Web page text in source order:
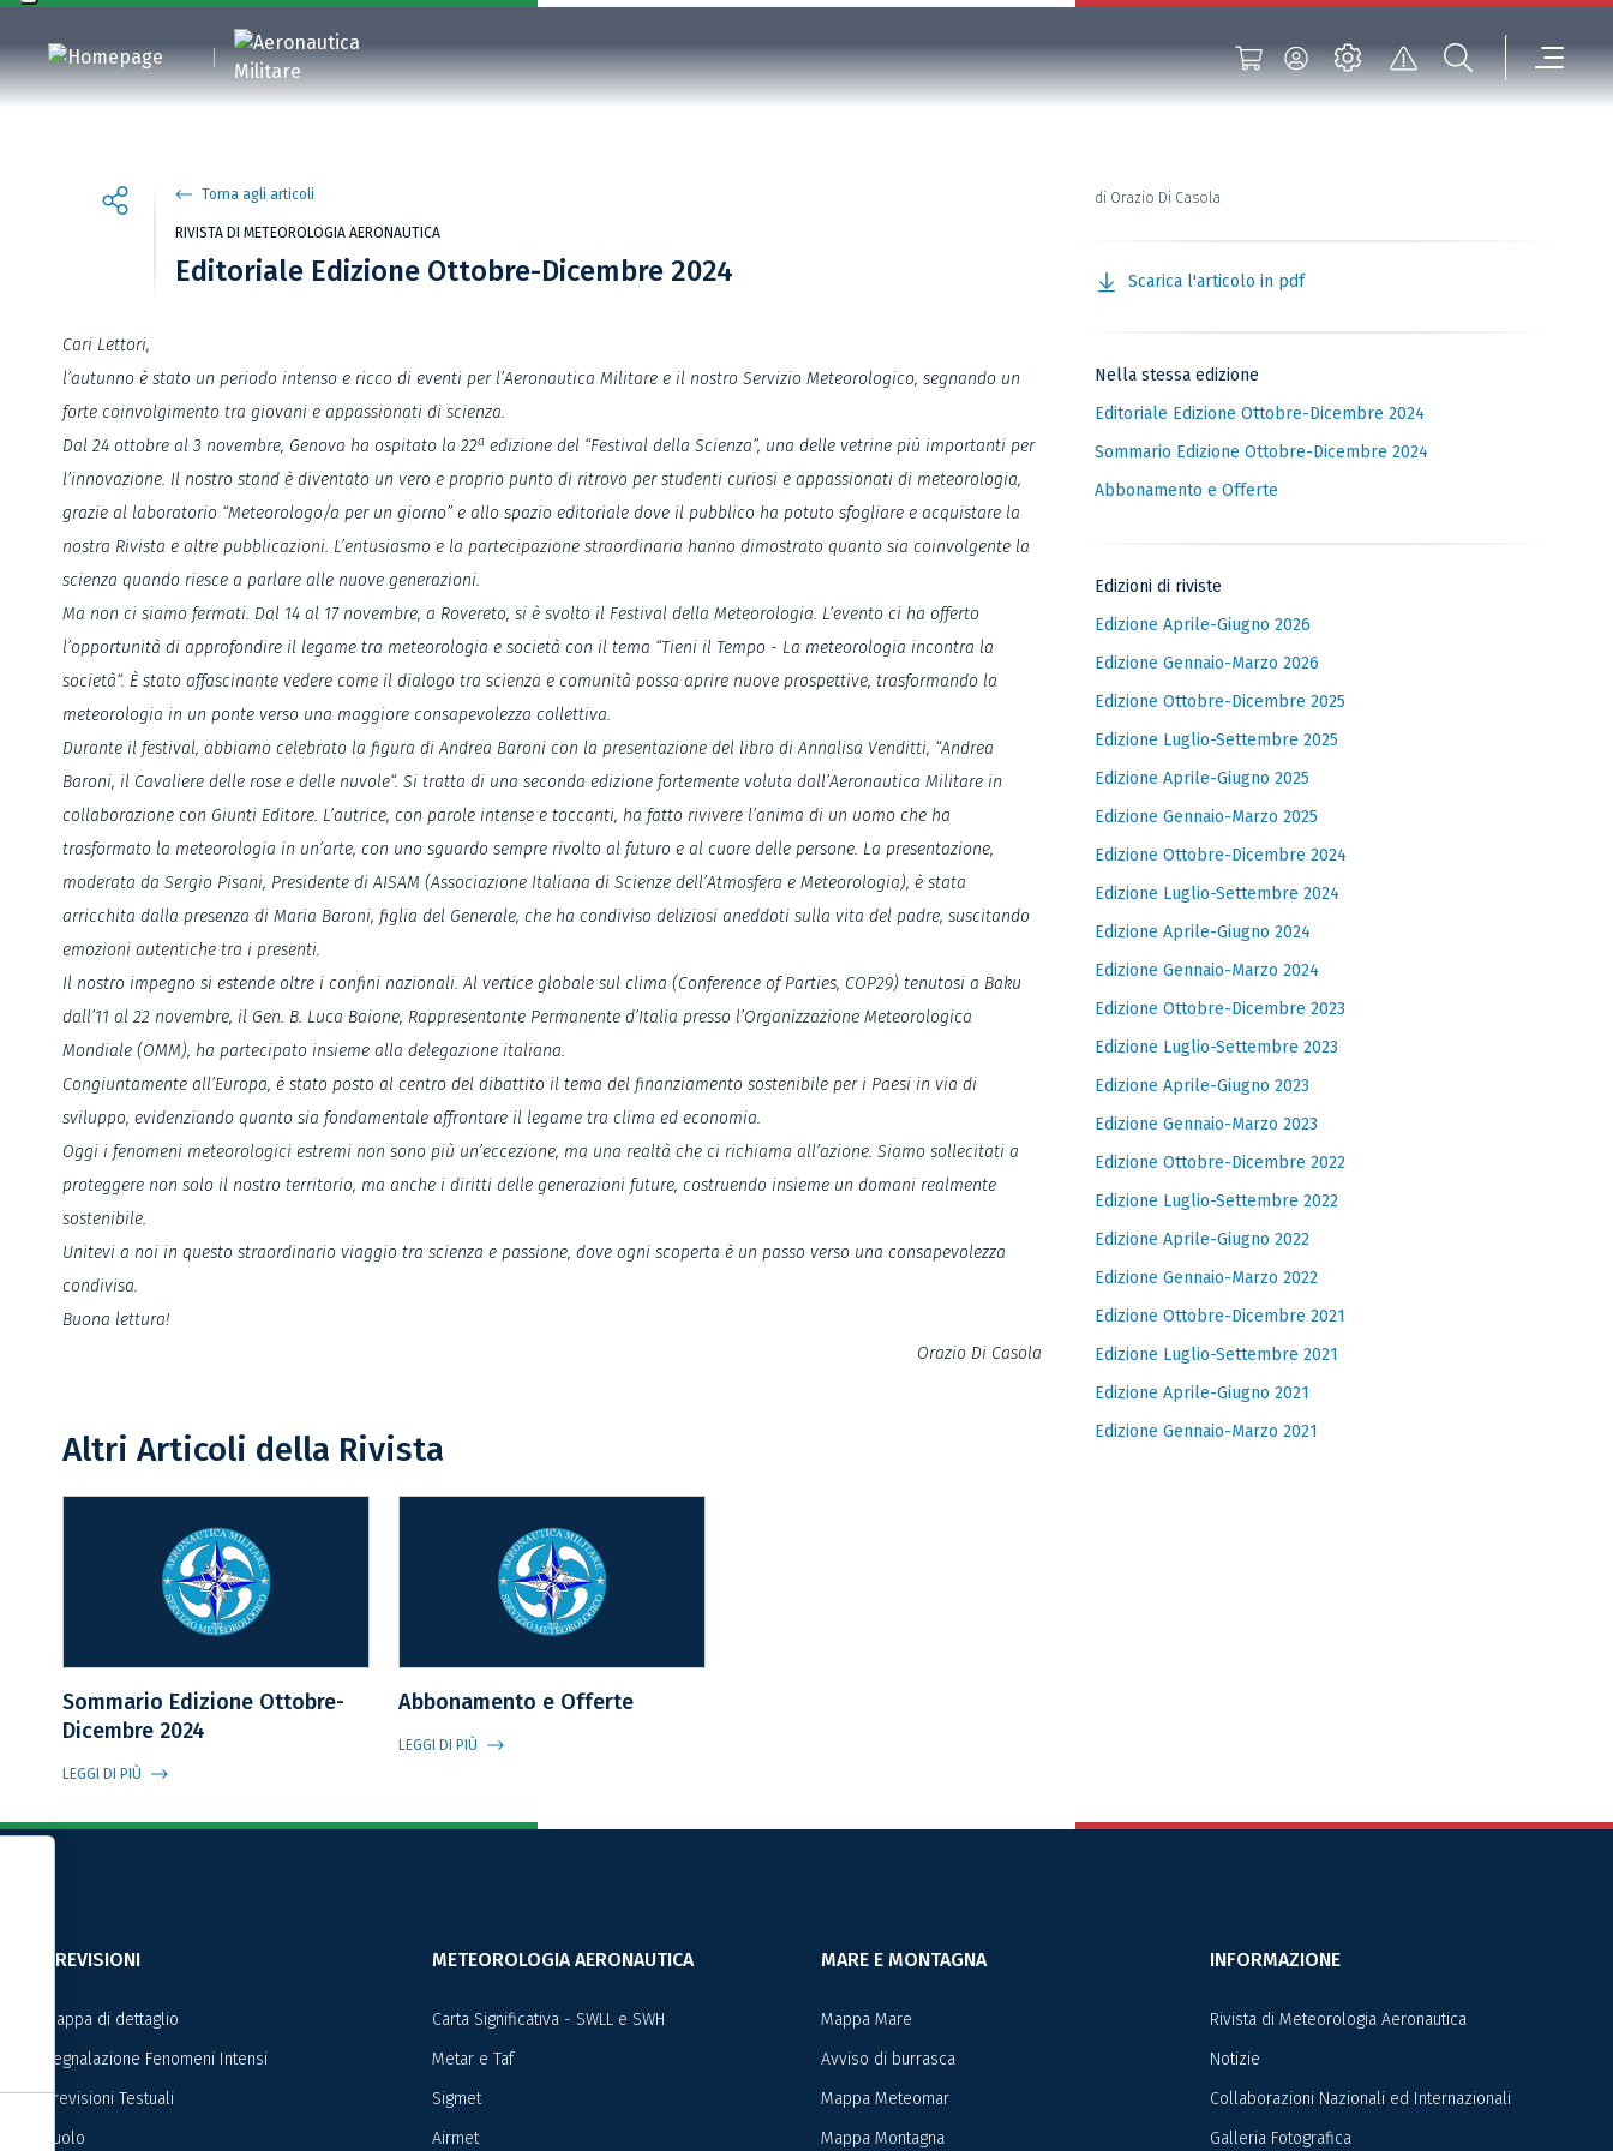
Torna agli articoli
RIVISTA DI METEOROLOGIA AERONAUTICA
Editoriale Edizione Ottobre-Dicembre 2024
Cari Lettori,
l’autunno è stato un periodo intenso e ricco di eventi per l’Aeronautica Militare e il nostro Servizio Meteorologico, segnando un
forte coinvolgimento tra giovani e appassionati di scienza.
Dal 24 ottobre al 3 novembre, Genova ha ospitato la 22a edizione del “Festival della Scienza”, una delle vetrine più importanti per
l’innovazione. Il nostro stand è diventato un vero e proprio punto di ritrovo per studenti curiosi e appassionati di meteorologia,
grazie al laboratorio “Meteorologo/a per un giorno” e allo spazio editoriale dove il pubblico ha potuto sfogliare e acquistare la
nostra Rivista e altre pubblicazioni. L’entusiasmo e la partecipazione straordinaria hanno dimostrato quanto sia coinvolgente la
scienza quando riesce a parlare alle nuove generazioni.
Ma non ci siamo fermati. Dal 14 al 17 novembre, a Rovereto, si è svolto il Festival della Meteorologia. L’evento ci ha offerto
l’opportunità di approfondire il legame tra meteorologia e società con il tema “Tieni il Tempo - La meteorologia incontra la
società“. È stato affascinante vedere come il dialogo tra scienza e comunità possa aprire nuove prospettive, trasformando la
meteorologia in un ponte verso una maggiore consapevolezza collettiva.
Durante il festival, abbiamo celebrato la figura di Andrea Baroni con la presentazione del libro di Annalisa Venditti, “Andrea
Baroni, il Cavaliere delle rose e delle nuvole“. Si tratta di una seconda edizione fortemente voluta dall’Aeronautica Militare in
collaborazione con Giunti Editore. L’autrice, con parole intense e toccanti, ha fatto rivivere l’anima di un uomo che ha
trasformato la meteorologia in un’arte, con uno sguardo sempre rivolto al futuro e al cuore delle persone. La presentazione,
moderata da Sergio Pisani, Presidente di AISAM (Associazione Italiana di Scienze dell’Atmosfera e Meteorologia), è stata
arricchita dalla presenza di Maria Baroni, figlia del Generale, che ha condiviso deliziosi aneddoti sulla vita del padre, suscitando
emozioni autentiche tra i presenti.
Il nostro impegno si estende oltre i confini nazionali. Al vertice globale sul clima (Conference of Parties, COP29) tenutosi a Baku
dall’11 al 22 novembre, il Gen. B. Luca Baione, Rappresentante Permanente d’Italia presso l’Organizzazione Meteorologica
Mondiale (OMM), ha partecipato insieme alla delegazione italiana.
Congiuntamente all’Europa, è stato posto al centro del dibattito il tema del finanziamento sostenibile per i Paesi in via di
sviluppo, evidenziando quanto sia fondamentale affrontare il legame tra clima ed economia.
Oggi i fenomeni meteorologici estremi non sono più un’eccezione, ma una realtà che ci richiama all’azione. Siamo sollecitati a
proteggere non solo il nostro territorio, ma anche i diritti delle generazioni future, costruendo insieme un domani realmente
sostenibile.
Unitevi a noi in questo straordinario viaggio tra scienza e passione, dove ogni scoperta è un passo verso una consapevolezza
condivisa.
Buona lettura!
Orazio Di Casola
Altri Articoli della Rivista
Sommario Edizione Ottobre-
Dicembre 2024
LEGGI DI PIÙ
Abbonamento e Offerte
LEGGI DI PIÙ
di Orazio Di Casola
Scarica l'articolo in pdf
Nella stessa edizione
Editoriale Edizione Ottobre-Dicembre 2024
Sommario Edizione Ottobre-Dicembre 2024
Abbonamento e Offerte
Edizioni di riviste
Edizione Aprile-Giugno 2026
Edizione Gennaio-Marzo 2026
Edizione Ottobre-Dicembre 2025
Edizione Luglio-Settembre 2025
Edizione Aprile-Giugno 2025
Edizione Gennaio-Marzo 2025
Edizione Ottobre-Dicembre 2024
Edizione Luglio-Settembre 2024
Edizione Aprile-Giugno 2024
Edizione Gennaio-Marzo 2024
Edizione Ottobre-Dicembre 2023
Edizione Luglio-Settembre 2023
Edizione Aprile-Giugno 2023
Edizione Gennaio-Marzo 2023
Edizione Ottobre-Dicembre 2022
Edizione Luglio-Settembre 2022
Edizione Aprile-Giugno 2022
Edizione Gennaio-Marzo 2022
Edizione Ottobre-Dicembre 2021
Edizione Luglio-Settembre 2021
Edizione Aprile-Giugno 2021
Edizione Gennaio-Marzo 2021
PREVISIONI
Mappa di dettaglio
Segnalazione Fenomeni Intensi
Previsioni Testuali
Suolo
METEOROLOGIA AERONAUTICA
Carta Significativa - SWLL e SWH
Metar e Taf
Sigmet
Airmet
MARE E MONTAGNA
Mappa Mare
Avviso di burrasca
Mappa Meteomar
Mappa Montagna
INFORMAZIONE
Rivista di Meteorologia Aeronautica
Notizie
Collaborazioni Nazionali ed Internazionali
Galleria Fotografica